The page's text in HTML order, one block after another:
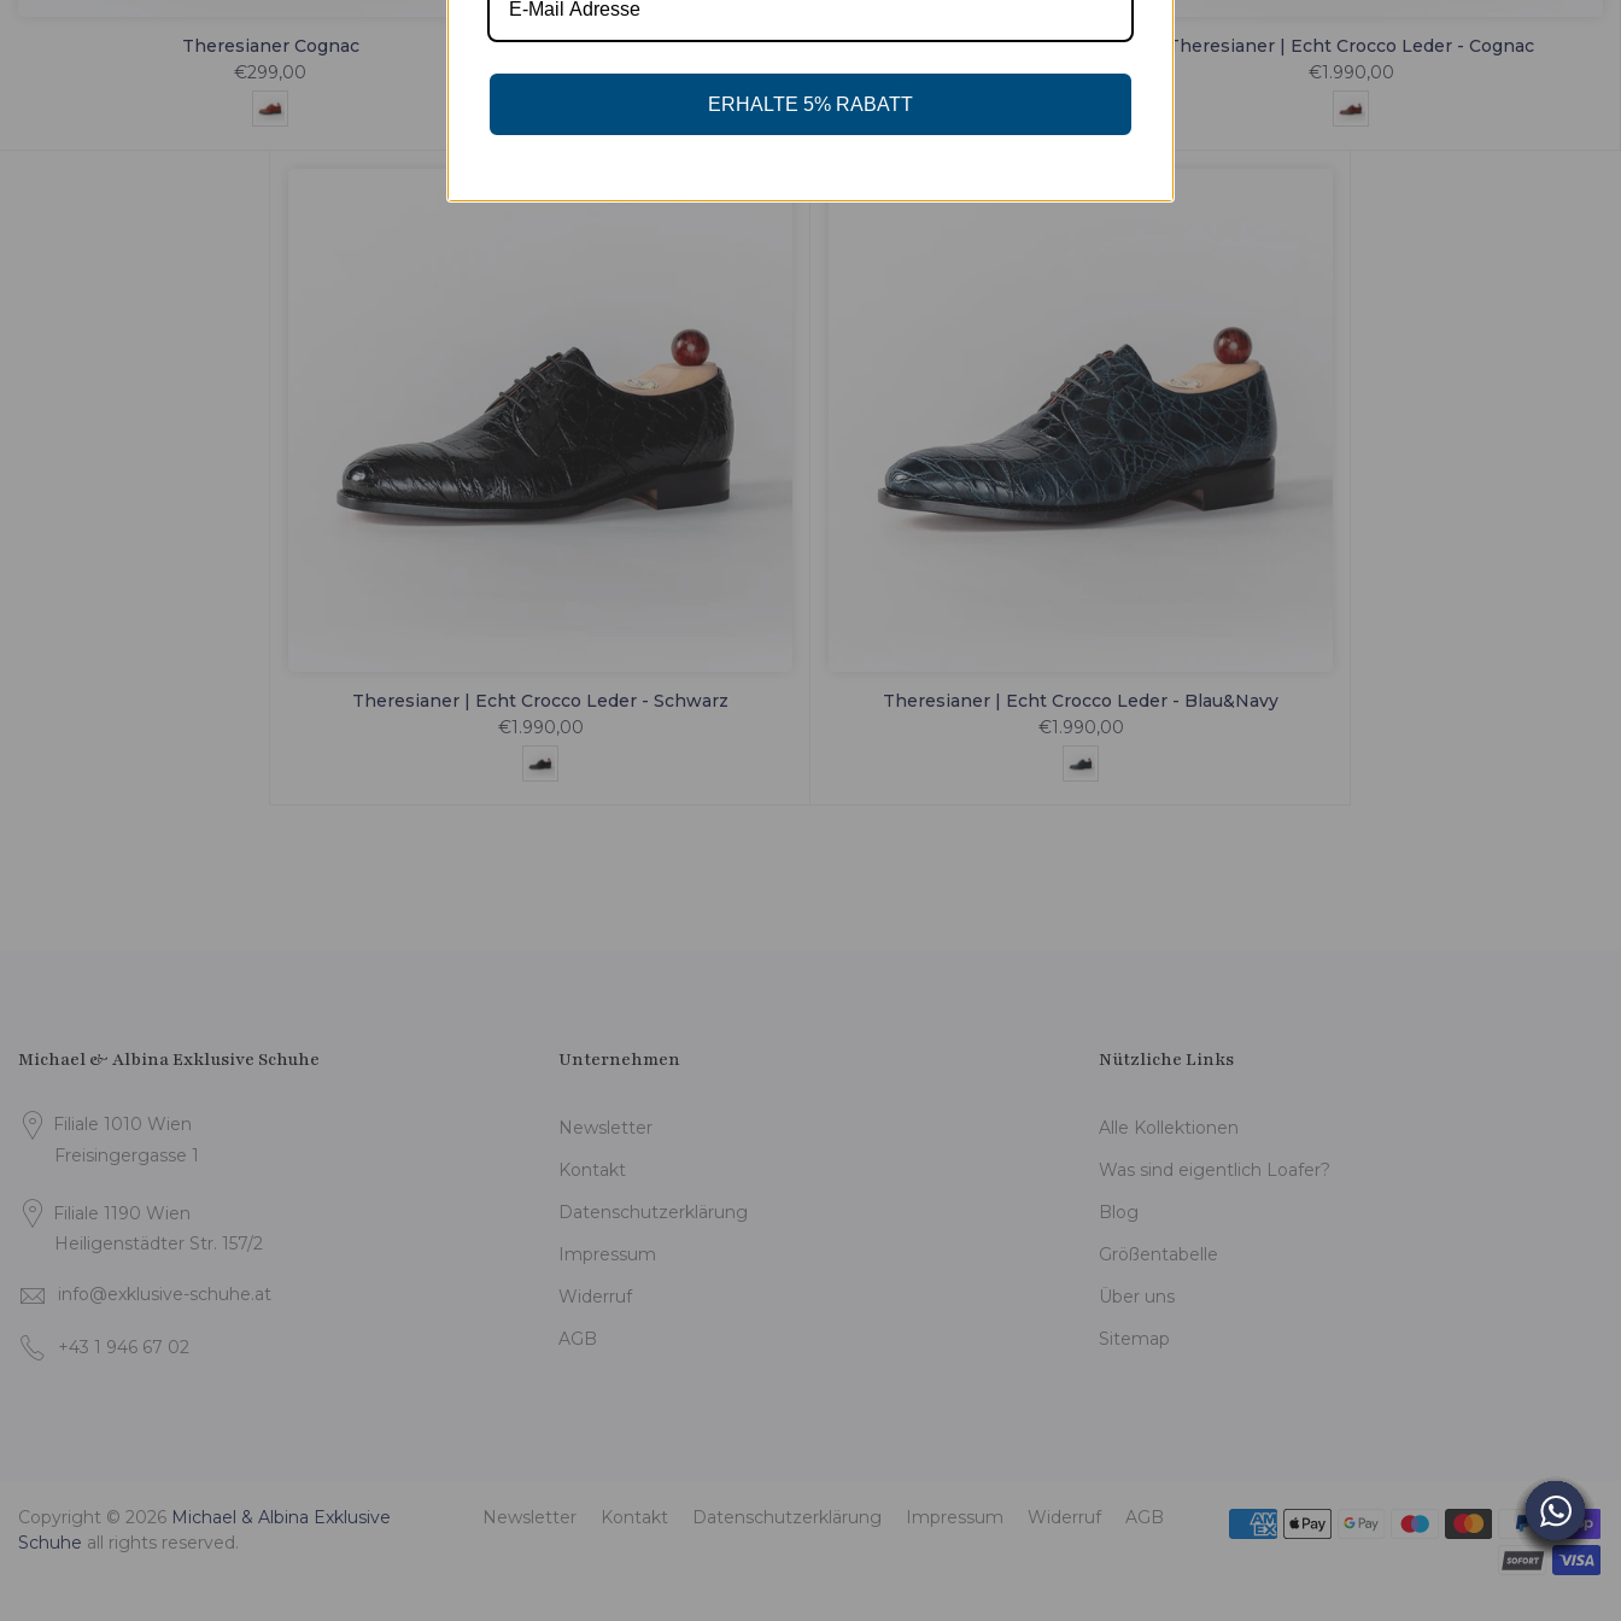
Theresianer Cognac
€299,00
Theresianer | Boxcalf Leder - Schwarz
€299,00
Theresianer | Echt Crocco Leder - Cognac
€1.990,00
Theresianer | Echt Crocco Leder - Schwarz
€1.990,00
Theresianer | Echt Crocco Leder - Blau&Navy
€1.990,00
Michael & Albina Exklusive Schuhe
Filiale 1010 Wien
Freisingergasse 1
Filiale 1190 Wien
Heiligenstädter Str. 157/2
info@exklusive-schuhe.at
+43 1 946 67 02
Unternehmen
Newsletter
Kontakt
Datenschutzerklärung
Impressum
Widerruf
AGB
Nützliche Links
Alle Kollektionen
Was sind eigentlich Loafer?
Blog
Größentabelle
Über uns
Sitemap
Copyright © 2026 Michael & Albina Exklusive
Schuhe all rights reserved.
Newsletter Kontakt Datenschutzerklärung Impressum Widerruf AGB
ERHALTE 5% RABATT